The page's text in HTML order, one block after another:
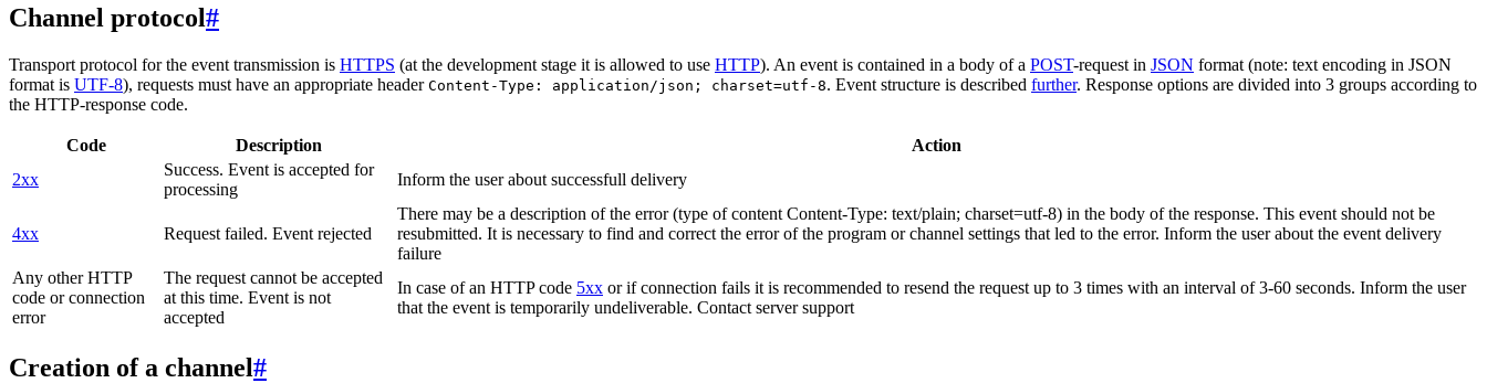
Channel protocol#
Transport protocol for the event transmission is HTTPS (at the development stage it is allowed to use HTTP). An event is contained in a body of a POST-request in JSON format (note: text encoding in JSON
format is UTF-8), requests must have an appropriate header Content-Type: application/json; charset=utf-8. Event structure is described further. Response options are divided into 3 groups according to
the HTTP-response code.
Code Description
Action
2xx
Success. Event is accepted for
processing
Inform the user about successfull delivery
4xx Request failed. Event rejected
There may be a description of the error (type of content Content-Type: text/plain; charset=utf-8) in the body of the response. This event should not be
resubmitted. It is necessary to find and correct the error of the program or channel settings that led to the error. Inform the user about the event delivery
failure
Any other HTTP
code or connection
error
The request cannot be accepted
at this time. Event is not
accepted
In case of an HTTP code 5xx or if connection fails it is recommended to resend the request up to 3 times with an interval of 3-60 seconds. Inform the user
that the event is temporarily undeliverable. Contact server support
Creation of a channel#